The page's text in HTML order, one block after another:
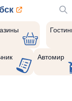
Автомир